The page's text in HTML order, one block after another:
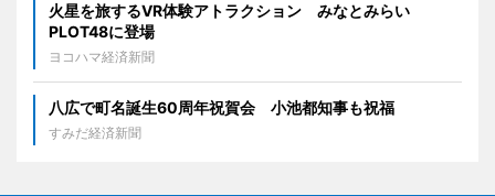
火星を旅するVR体験アトラクション みなとみらい
PLOT48に登場
ヨコハマ経済新聞
八広で町名誕生60周年祝賀会 小池都知事も祝福
すみだ経済新聞